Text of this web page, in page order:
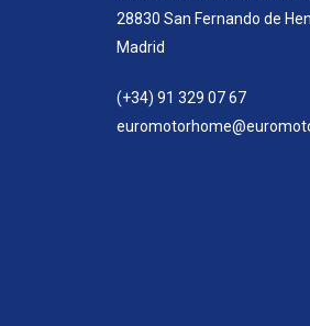
28830 San Fernando de
Madrid
(+34) 91 329 07 67